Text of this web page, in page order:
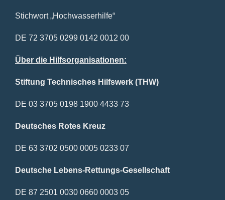
Stichwort „Hochwasserhilfe“
DE 72 3705 0299 0142 0012 00
Über die Hilfsorganisationen:
Stiftung Technisches Hilfswerk (THW)
DE 03 3705 0198 1900 4433 73
Deutsches Rotes Kreuz
DE 63 3702 0500 0005 0233 07
Deutsche Lebens-Rettungs-Gesellschaft
DE 87 2501 0030 0660 0003 05